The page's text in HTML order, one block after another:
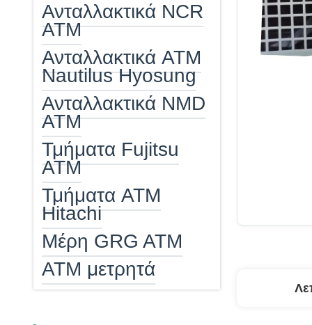
Ανταλλακτικά NCR
ATM
Ανταλλακτικά ATM
Nautilus Hyosung
Ανταλλακτικά NMD
ATM
Τμήματα Fujitsu
ATM
Τμήματα ATM
Hitachi
Μέρη GRG ATM
ΑΤΜ μετρητά
ATM Cash